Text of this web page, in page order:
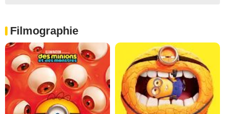
Filmographie